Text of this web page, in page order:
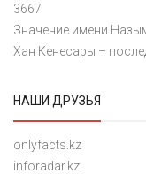
3667
Значение имени
Хан Кенесары –
НАШИ ДРУЗЬЯ
onlyfacts.kz
inforadar.kz